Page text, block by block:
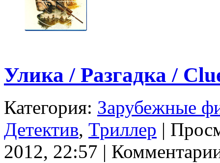
Улика / Разгадка /
Категория: Зарубежные
Детектив, Триллер |
2012, 22:57 |